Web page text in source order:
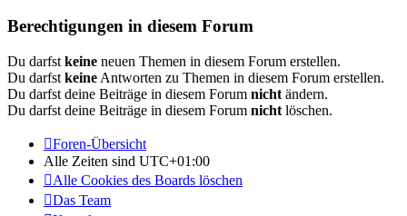
Berechtigungen in diesem Forum
Du darfst keine neuen Themen in diesem Forum erstellen.
Du darfst keine Antworten zu Themen in diesem Forum erstellen.
Du darfst deine Beiträge in diesem Forum nicht ändern.
Du darfst deine Beiträge in diesem Forum nicht löschen.
Foren-Übersicht
Alle Zeiten sind UTC+01:00
Alle Cookies des Boards löschen
Das Team